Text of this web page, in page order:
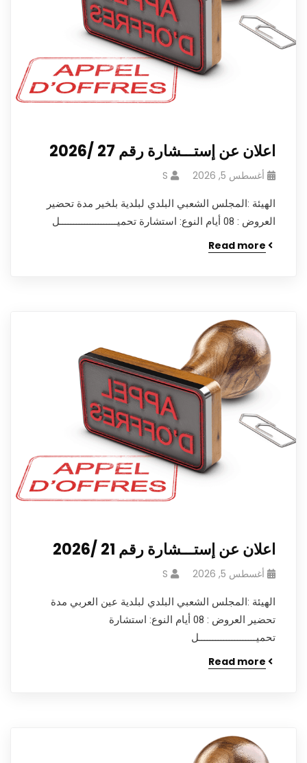
اعلان عن إستـــشارة رقم 27 /2026
أغسطس 5, 2026 S
الهيئة :المجلس الشعبي البلدي لبلدية بلخير مدة تحضير
العروض : 08 أيام النوع: استشارة تحميـــــــــــــــــــــل
Read more
اعلان عن إستـــشارة رقم 21 /2026
أغسطس 5, 2026 S
الهيئة :المجلس الشعبي البلدي لبلدية عين العربي مدة
تحضير العروض : 08 أيام النوع: استشارة
تحميـــــــــــــــــــــل
Read more